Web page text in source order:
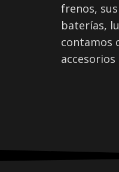
frenos,
baterías,
contamos